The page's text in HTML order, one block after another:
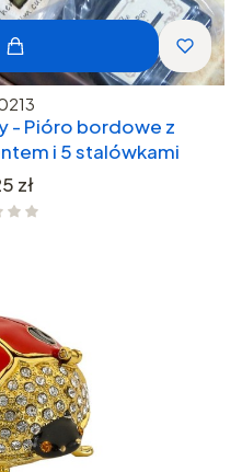
- Pióro bordowe z
i 5 stalówkami
zł